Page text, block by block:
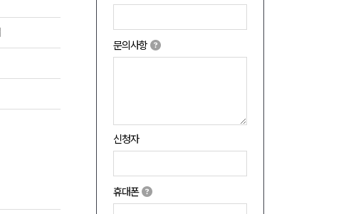
문의사항
신청자
휴대폰